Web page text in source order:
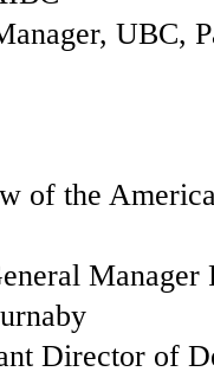
UBC,
of the
Manager
Director of